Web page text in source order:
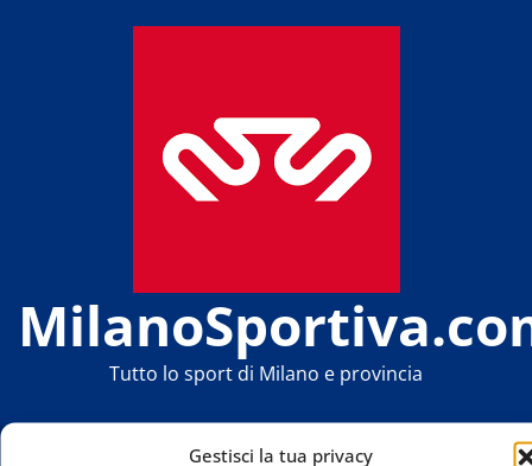
Gestisci la tua privacy
Tutto lo sport di Milano e provincia